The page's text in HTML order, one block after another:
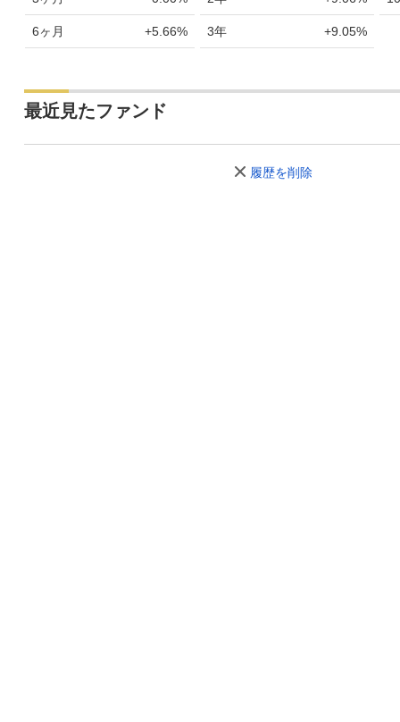
6ヶ月 +5.66% 3年 +9.05%
最近見たファンド
履歴を削除